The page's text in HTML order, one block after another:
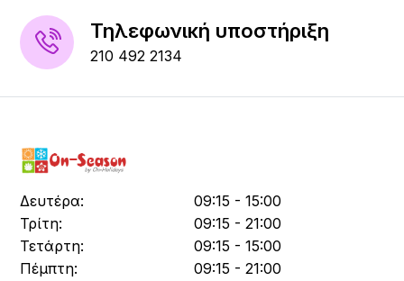
Τηλεφωνική υποστήριξη
210 492 2134
Δευτέρα:
09:15 - 15:00
Τρίτη:
09:15 - 21:00
Τετάρτη:
09:15 - 15:00
Πέμπτη:
09:15 - 21:00